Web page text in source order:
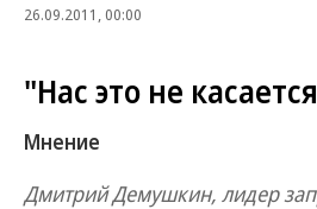
26.09.2011, 00:00
"Нас это не
Мнение
Дмитрий Демушкин, лидер